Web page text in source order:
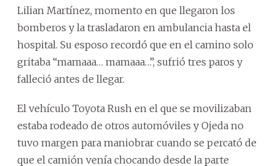
Lilian Martínez, momento en que llegaron los
bomberos y la trasladaron en ambulancia hasta el
hospital. Su esposo recordó que en el camino solo
gritaba “mamaaa… mamaaa…”, sufrió tres paros y
falleció antes de llegar.
El vehículo Toyota Rush en el que se movilizaban
estaba rodeado de otros automóviles y Ojeda no
tuvo margen para maniobrar cuando se percató de
que el camión venía chocando desde la parte